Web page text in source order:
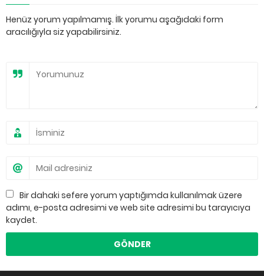
Henüz yorum yapılmamış. İlk yorumu aşağıdaki form
aracılığıyla siz yapabilirsiniz.
Bir dahaki sefere yorum yaptığımda kullanılmak üzere
adımı, e-posta adresimi ve web site adresimi bu tarayıcıya
kaydet.